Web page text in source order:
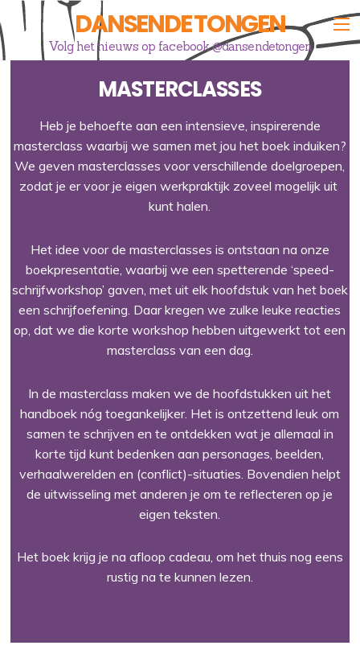
DANSENDE TONGEN
Volg het nieuws op facebook @dansendetongen
MASTERCLASSES
Heb je behoefte aan een intensieve, inspirerende
masterclass waarbij we samen met jou het boek induiken?
We geven masterclasses voor verschillende doelgroepen,
zodat je er voor je eigen werkpraktijk zoveel mogelijk uit
kunt halen.
Het idee voor de masterclasses is ontstaan na onze
boekpresentatie, waarbij we een spetterende ‘speed-
schrijfworkshop’ gaven, met uit elk hoofdstuk van het boek
een schrijfoefening. Daar kregen we zulke leuke reacties
op, dat we die korte workshop hebben uitgewerkt tot een
masterclass van een dag.
In de masterclass maken we de hoofdstukken uit het
handboek nóg toegankelijker. Het is ontzettend leuk om
samen te schrijven en te ontdekken wat je allemaal in
korte tijd kunt bedenken aan personages, beelden,
verhaalwerelden en (conflict)-situaties. Bovendien helpt
de uitwisseling met anderen je om te reflecteren op je
eigen teksten.
Het boek krijg je na afloop cadeau, om het thuis nog eens
rustig na te kunnen lezen.